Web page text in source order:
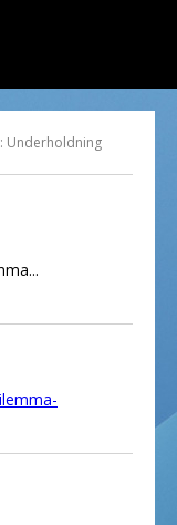
Underholdning